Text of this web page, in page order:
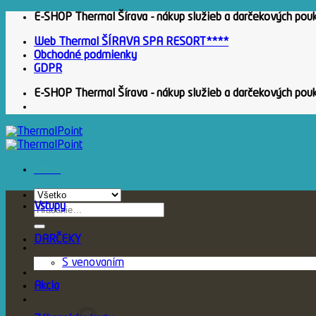
Skip
content
E-SHOP Thermal Šírava - nákup služieb a darčekových
Web Thermal ŠÍRAVA SPA RESORT****
Obchodné podmienky
GDPR
E-SHOP Thermal Šírava - nákup služieb a darčekových
Hľadať:
Vstupy
DARČEKY
S venovaním
Akcia